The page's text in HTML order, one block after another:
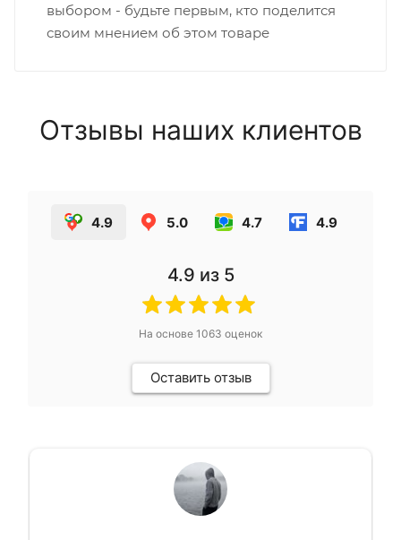
выбором - будьте первым, кто поделится
своим мнением об этом товаре
Отзывы наших клиентов
4.9 5.0 4.7 4.9
4.9 из 5
На основе 1063 оценок
Оставить отзыв